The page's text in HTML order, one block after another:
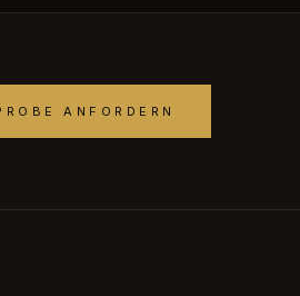
ANFORDERN